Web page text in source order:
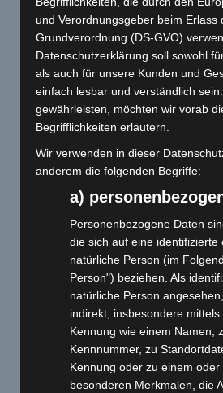
und Verordnungsgeber beim Erlass
Grundverordnung (DS-GVO)
Datenschutzerklärung soll sowohl
als auch für unsere Kunden und
einfach lesbar und verständlich
gewährleisten, möchten wir vorab
Begrifflichkeiten erläutern.
Wir verwenden in dieser
anderem die folgenden Begriffe:
a)
Personenbezogene Daten
die sich auf eine identifizierte
natürliche Person (im
Person") beziehen. Als
natürliche Person
indirekt, insbesondere
Kennung wie einem Namen,
Kennnummer, zu
Kennung oder zu einem oder
besonderen Merkmalen, die